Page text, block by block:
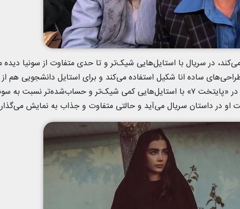
در سریال با استایل‌هایی شیک‌تر و تا حدی متفاوت از سونیا
ساده انا شکیل استفاده می‌کند و برای استایل دانشجویی هم از
مقنعه‌ی بلند بهره می‌برد. به طور کلی، سنا در «پایتخت ۷» با استایل‌هایی کمی شیک‌تر و حساب‌شده‌تر
در داستان سریال می‌آید و حالتی متفاوت و جذاب به نمایش